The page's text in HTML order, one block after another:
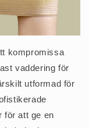
kompromissa
vaddering för
utformad för
för att ge en